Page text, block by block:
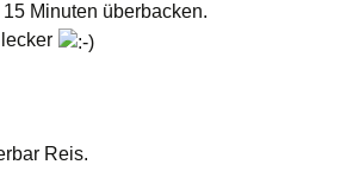
Minuten überbacken.
Reis.